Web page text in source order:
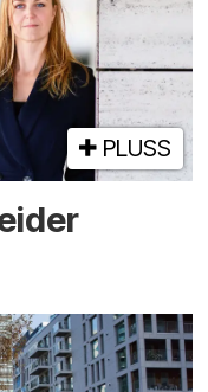
PLUSS